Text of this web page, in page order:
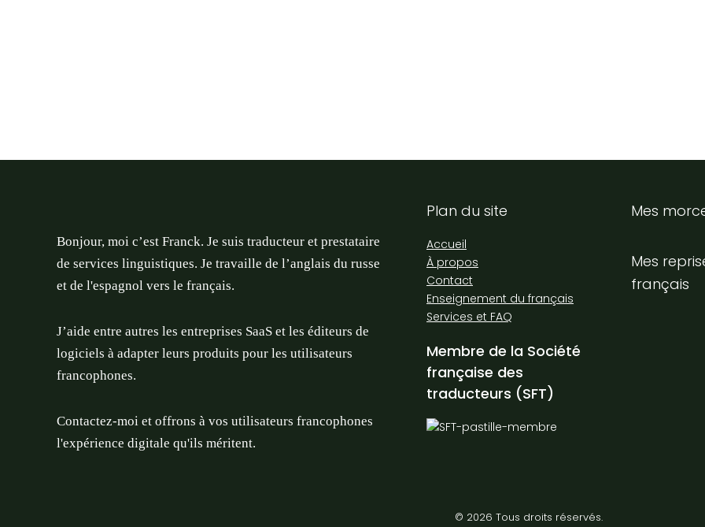
Bonjour, moi c’est Franck. Je suis traducteur et prestataire
de services linguistiques. Je travaille de l’anglais du russe
et de l'espagnol vers le français.
J’aide entre autres les entreprises SaaS et les éditeurs de
logiciels à adapter leurs produits pour les utilisateurs
francophones.
Contactez-moi et offrons à vos utilisateurs francophones
l'expérience digitale qu'ils méritent.
Plan du site
Accueil
À propos
Contact
Enseignement du français
Services et FAQ
Membre de la Société
française des
traducteurs (SFT)
Mes
Mes
français
© 2026 Tous droits réservés.